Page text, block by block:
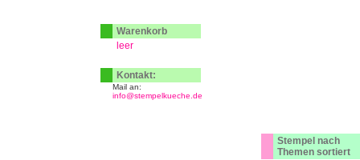
Stempel nach
Themen sortiert
Warenkorb
leer
Kontakt:
Mail an:
info@stempelkueche.de